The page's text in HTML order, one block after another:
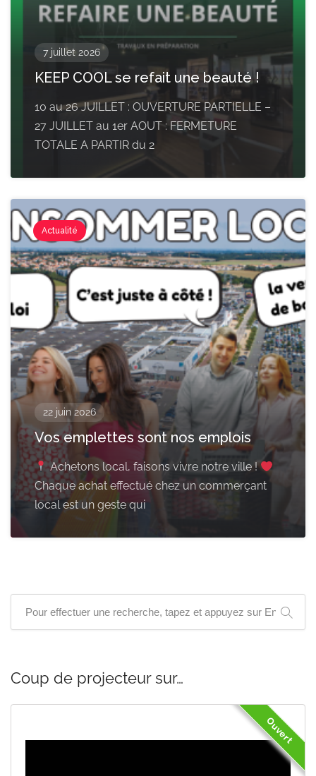
7 juillet 2026
KEEP COOL se refait une beauté !
10 au 26 JUILLET : OUVERTURE PARTIELLE –
27 JUILLET au 1er AOUT : FERMETURE
TOTALE A PARTIR du 2
Actualité
22 juin 2026
Vos emplettes sont nos emplois
Achetons local, faisons vivre notre ville !
Chaque achat effectué chez un commerçant
local est un geste qui
Coup de projecteur sur…
Ouvert